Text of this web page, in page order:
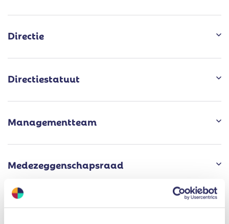
Directie
Directiestatuut
Managementteam
Medezeggenschapsraad
Oudercommissie